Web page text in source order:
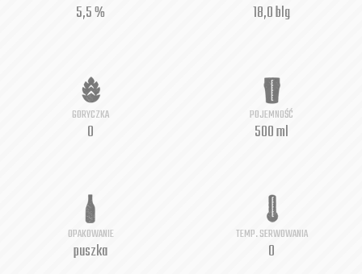
5,5 % 18,0 blg
GORYCZKA
0
POJEMNOŚĆ
500 ml
OPAKOWANIE
puszka
TEMP. SERWOWANIA
0